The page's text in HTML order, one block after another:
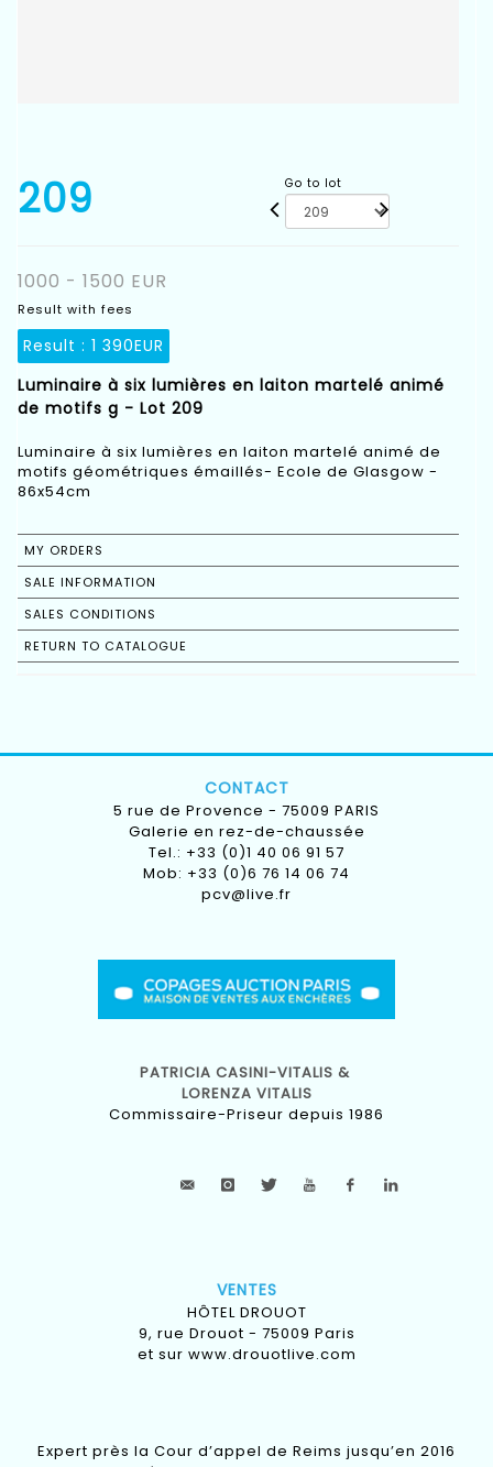
209 Go to lot
1000 - 1500 EUR
Result with fees
Result : 1 390EUR
Luminaire à six lumières en laiton martelé animé
de motifs g - Lot 209
Luminaire à six lumières en laiton martelé animé de
motifs géométriques émaillés- Ecole de Glasgow -
86x54cm
MY ORDERS
SALE INFORMATION
SALES CONDITIONS
RETURN TO CATALOGUE
CONTACT
5 rue de Provence - 75009 PARIS
Galerie en rez-de-chaussée
Tel.: +33 (0)1 40 06 91 57
Mob: +33 (0)6 76 14 06 74
pcv@live.fr
PATRICIA CASINI-VITALIS &
LORENZA VITALIS
Commissaire-Priseur depuis 1986
VENTES
HÔTEL DROUOT
9, rue Drouot - 75009 Paris
et sur www.drouotlive.com
Expert près la Cour d’appel de Reims jusqu’en 2016